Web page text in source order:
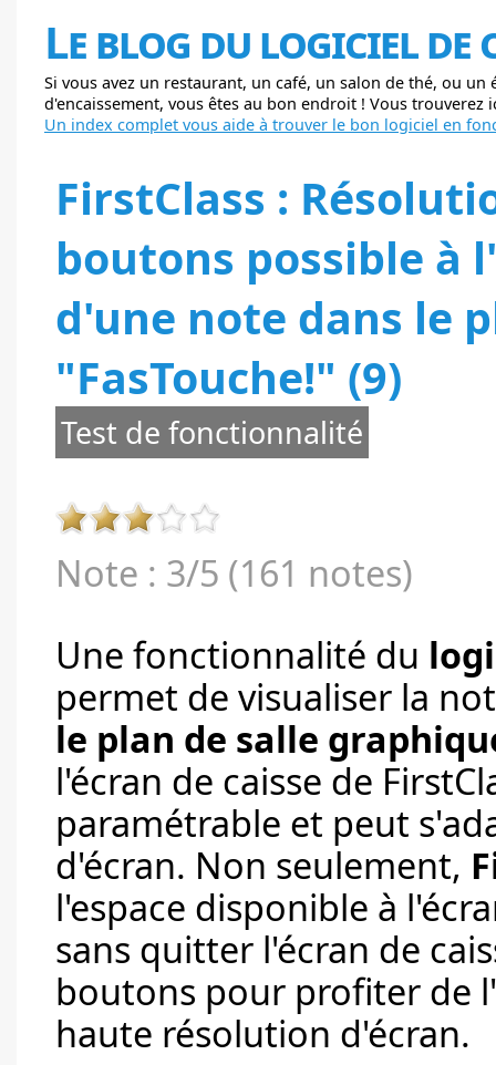
Le blog du logiciel de
Si vous avez un restaurant, un café, un salon de thé, ou
d'encaissement, vous êtes au bon endroit ! Vous
Un index complet vous aide à trouver le bon logiciel en
FirstClass :
boutons possible à
d'une note dans le
"FasTouche!" (9)
Test de fonctionnalité
Note : 3/5 (161 notes)
Une fonctionnalité du
permet de visualiser la
le plan de salle
l'écran de caisse de
paramétrable et peut
d'écran. Non seulement,
l'espace disponible à
sans quitter l'écran de
boutons pour profiter de
haute résolution d'écran.